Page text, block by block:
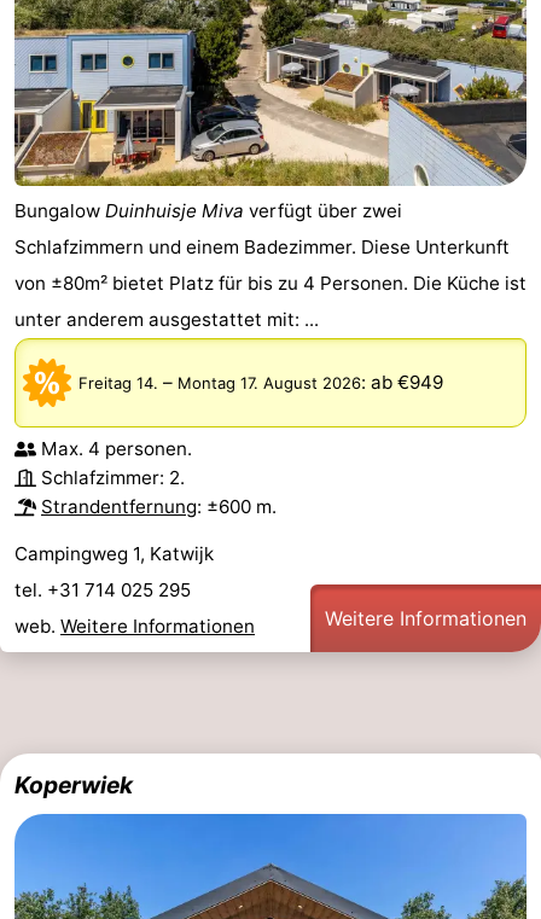
Rockanje
Wetter
Kontakt
Bungalow Duinhuisje Miva verfügt über zwei
Schlafzimmern und einem Badezimmer. Diese Unterkunft
von ±80m² bietet Platz für bis zu 4 Personen. Die Küche ist
unter anderem ausgestattet mit: ...
Freitag 14. – Montag 17. August 2026: ab €949
Max. 4 personen.
Schlafzimmer: 2.
Strandentfernung: ±600 m.
Campingweg 1, Katwijk
tel. +31 714 025 295
web. Weitere Informationen Weitere Informationen
Koperwiek